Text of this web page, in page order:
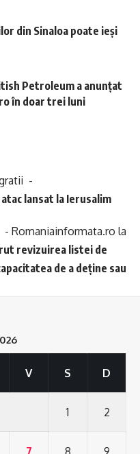
din Sinaloa poate ieși
Petroleum a anunțat
în doar trei luni
-
lansat la Ierusalim
Romaniainformata.ro la
revizuirea listei de
de a deține sau
V S D
1 2